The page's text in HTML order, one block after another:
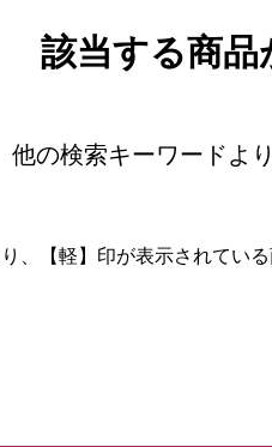
該当する商品
他の検索キーワードよ
、【軽】印が表示されてい